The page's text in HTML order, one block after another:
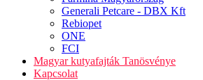
Generali Petcare - DBX Kft
Rebiopet
ONE
FCI
Magyar kutyafajták Tanösvénye
Kapcsolat